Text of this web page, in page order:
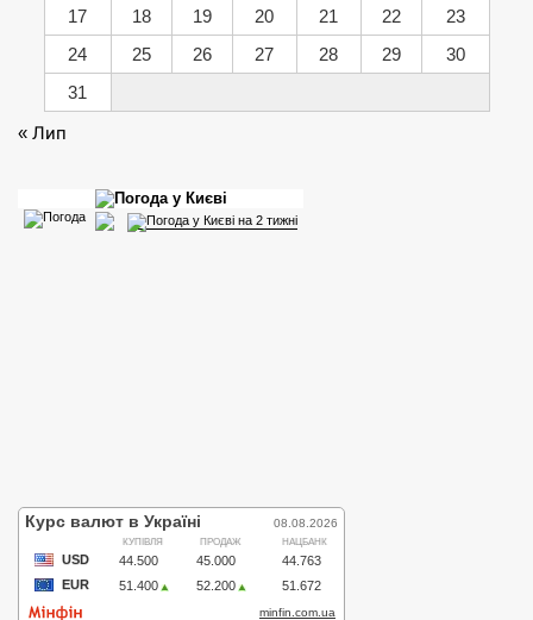
17
18 19 20 21 22
23
24
25 26 27 28 29
30
31
« Лип